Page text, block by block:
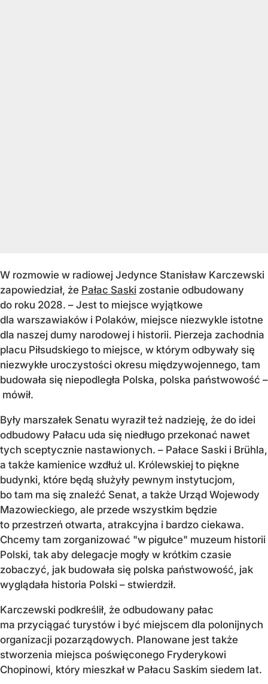
W rozmowie w radiowej Jedynce Stanisław Karczewski
zapowiedział, że Pałac Saski zostanie odbudowany
do roku 2028. – Jest to miejsce wyjątkowe
dla warszawiaków i Polaków, miejsce niezwykle istotne
dla naszej dumy narodowej i historii. Pierzeja zachodnia
placu Piłsudskiego to miejsce, w którym odbywały się
niezwykłe uroczystości okresu międzywojennego, tam
budowała się niepodległa Polska, polska państwowość –
mówił.
Były marszałek Senatu wyraził też nadzieję, że do idei
odbudowy Pałacu uda się niedługo przekonać nawet
tych sceptycznie nastawionych. – Pałace Saski i Brühla,
a także kamienice wzdłuż ul. Królewskiej to piękne
budynki, które będą służyły pewnym instytucjom,
bo tam ma się znaleźć Senat, a także Urząd Wojewody
Mazowieckiego, ale przede wszystkim będzie
to przestrzeń otwarta, atrakcyjna i bardzo ciekawa.
Chcemy tam zorganizować "w pigułce" muzeum historii
Polski, tak aby delegacje mogły w krótkim czasie
zobaczyć, jak budowała się polska państwowość, jak
wyglądała historia Polski – stwierdził.
Karczewski podkreślił, że odbudowany pałac
ma przyciągać turystów i być miejscem dla polonijnych
organizacji pozarządowych. Planowane jest także
stworzenia miejsca poświęconego Fryderykowi
Chopinowi, który mieszkał w Pałacu Saskim siedem lat.